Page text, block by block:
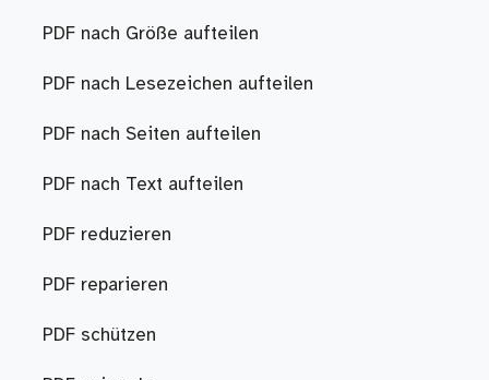
PDF nach Größe aufteilen
PDF nach Lesezeichen aufteilen
PDF nach Seiten aufteilen
PDF nach Text aufteilen
PDF reduzieren
PDF reparieren
PDF schützen